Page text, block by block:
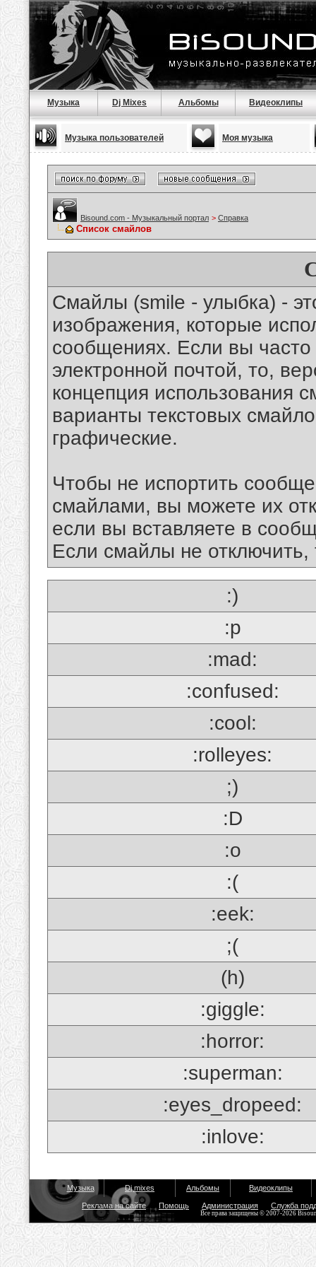
Музыка Dj Mixes Альбомы Видеоклипы
Музыка пользователей Моя музыка
Bisound.com - Музыкальный портал > Справка
Список смайлов
Смайлы (smile - улыбка) -
изображения, которые
сообщениях. Если вы часто
электронной почтой, то,
концепция использования
варианты текстовых
графические.
Чтобы не испортить
смайлами, вы можете их
если вы вставляете в
Если смайлы не отключить,
:)
:p
:mad:
:confused:
:cool:
:rolleyes:
;)
:D
:o
:(
:eek:
;(
(h)
:giggle:
:horror:
:superman:
:eyes_dropeed:
:inlove:
Музыка Dj mixes Альбомы Видеоклипы
Реклама на сайте Помощь Администрация Служба
Все права защищены © 2007-2026